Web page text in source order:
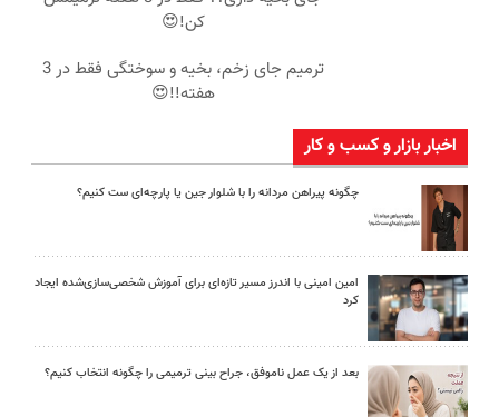
کن!😍
ترمیم جای زخم، بخیه و سوختگی فقط در 3
هفته!!😍
اخبار بازار و کسب و کار
چگونه پیراهن مردانه را با شلوار جین یا پارچه‌ای ست کنیم؟
امین امینی با اندرز مسیر تازه‌ای برای آموزش شخصی‌سازی‌شده ایجاد
کرد
بعد از یک عمل ناموفق، جراح بینی ترمیمی را چگونه انتخاب کنیم؟